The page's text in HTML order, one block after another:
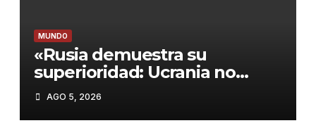
MUNDO
«Rusia demuestra su
superioridad: Ucrania no
interceptó ningún misil en el
último ataque masivo»
AGO 5, 2026